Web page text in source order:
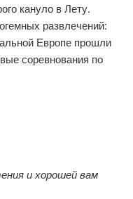
кануло в Лету.
развлечений:
Европе прошли
соревнования по
и хорошей вам